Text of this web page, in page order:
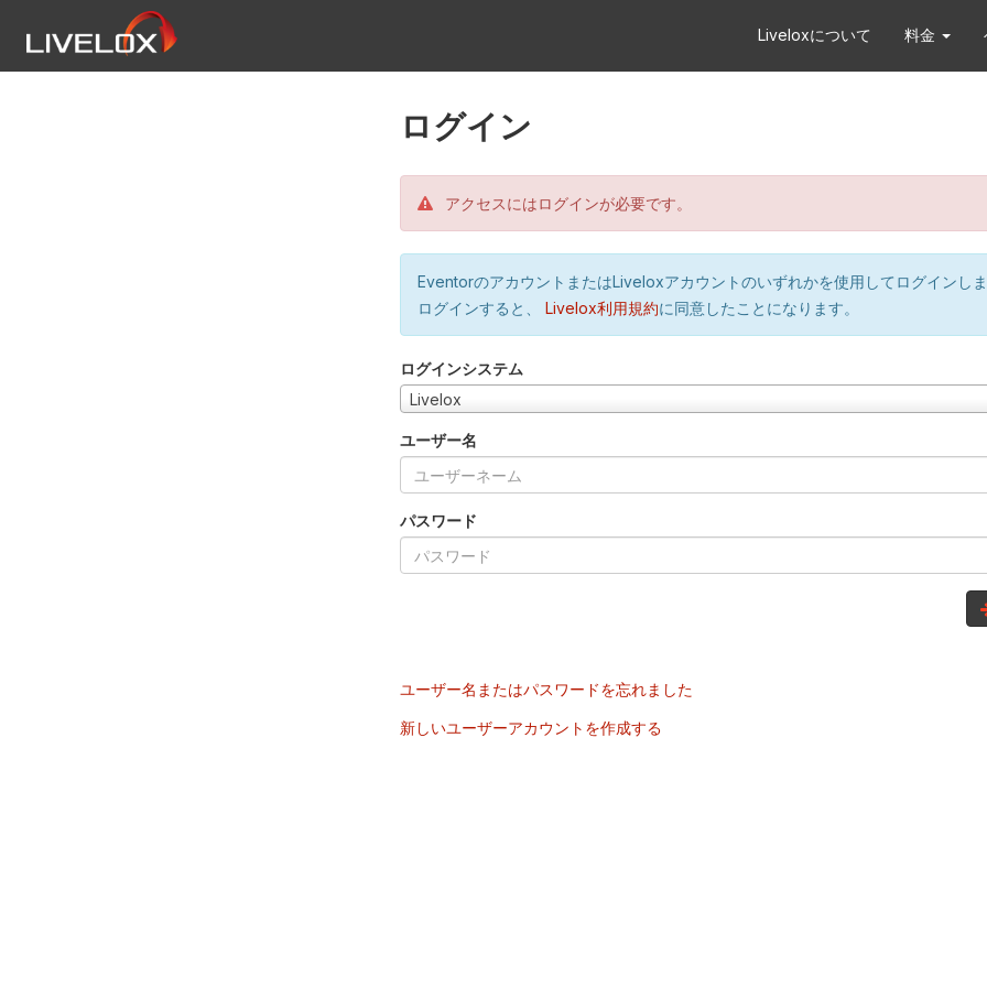
Liveloxについて 料金
ログイン
アクセスにはログインが必要です。
EventorのアカウントまたはLiveloxアカウントのいずれかを使用してログインし
ログインすると、
Livelox利用規約に同意したことになります。
ログインシステム
Livelox
ユーザー名
パスワード
ユーザー名またはパスワードを忘れました
新しいユーザーアカウントを作成する